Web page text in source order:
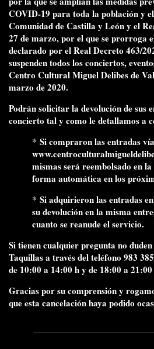
COVID-19 para toda la población y
Comunidad de Castilla y León y el
27 de marzo, por el que se prorroga
declarado por el Real Decreto 463/
suspenden todos los conciertos,
Centro Cultural Miguel Delibes de
marzo de 2020.
Podrán solicitar la devolución de sus
concierto tal y como le detallamos a
* Si compraron las entradas
mismas será reembolsado en
forma automática en los
* Si adquirieron las entradas
su devolución en la misma
cuanto se reanude el servicio.
Si tienen cualquier pregunta no
Taquillas a través del teléfono 983
de 10:00 a 14:00 h y de 18:00 a 21:00
Gracias por su comprensión y
que esta cancelación haya podido